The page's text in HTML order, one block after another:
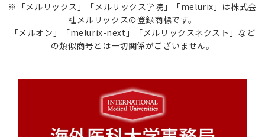
※「メルリックス」「メルリックス学院」「melurix」は株式会
社メルリックスの登録商標です。
「メルオン」「melurix-next」「メルリックスネクスト」など
の類似商号とは一切関係がございません。